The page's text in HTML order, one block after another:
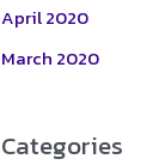
April 2020
March 2020
Categories